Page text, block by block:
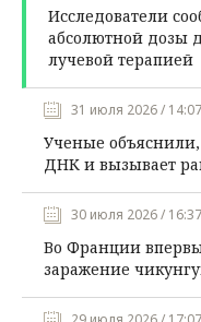
Исследователи
абсолютной дозы
лучевой терапией
31 июля 2026 / 14:07
Ученые
ДНК и вызывает
30 июля 2026 / 16:37
Во Франции
заражение